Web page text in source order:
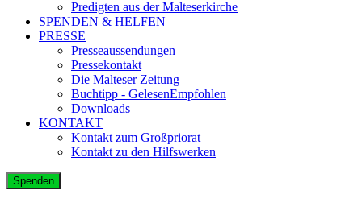
Predigten aus der Malteserkirche
SPENDEN & HELFEN
PRESSE
Presseaussendungen
Pressekontakt
Die Malteser Zeitung
Buchtipp - GelesenEmpfohlen
Downloads
KONTAKT
Kontakt zum Großpriorat
Kontakt zu den Hilfswerken
Spenden